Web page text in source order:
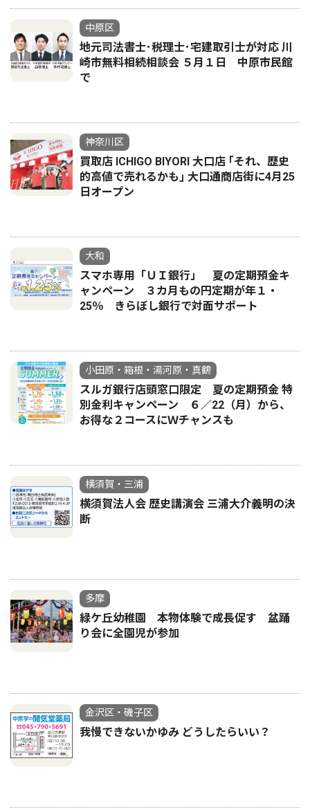
中原区
地元司法書士･税理士･宅建取引士が対応 川
崎市無料相続相談会 ５月１日 中原市民館
で
神奈川区
買取店 ICHIGO BIYORI 大口店 ｢それ、歴史
的高値で売れるかも｣ 大口通商店街に4月25
日オープン
大和
スマホ専用「ＵＩ銀行」 夏の定期預金キ
ャンペーン ３カ月もの円定期が年１・
25％ きらぼし銀行で対面サポート
小田原・箱根・湯河原・真鶴
スルガ銀行店頭窓口限定 夏の定期預金 特
別金利キャンペーン ６／22（月）から、
お得な２コースにＷチャンスも
横須賀・三浦
横須賀法人会 歴史講演会 三浦大介義明の決
断
多摩
緑ケ丘幼稚園 本物体験で成長促す 盆踊
り会に全園児が参加
金沢区・磯子区
我慢できないかゆみ どうしたらいい？